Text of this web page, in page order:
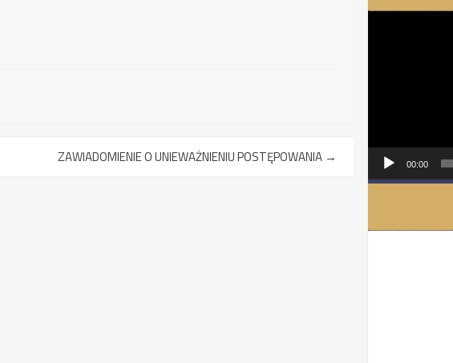
ZAWIADOMIENIE O UNIEWAŻNIENIU POSTĘPOWANIA → 00:00